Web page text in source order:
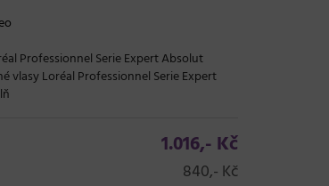
Professionnel Serie Expert Absolut
vlasy Loréal Professionnel Serie Expert
1.016,- Kč
840,- Kč